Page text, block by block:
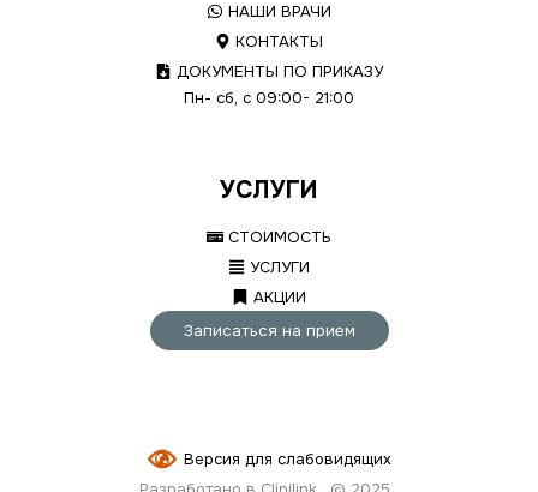
НАШИ ВРАЧИ
КОНТАКТЫ
ДОКУМЕНТЫ ПО ПРИКАЗУ
Пн- сб, с 09:00- 21:00
УСЛУГИ
СТОИМОСТЬ
УСЛУГИ
АКЦИИ
Записаться на прием
Версия для слабовидящих